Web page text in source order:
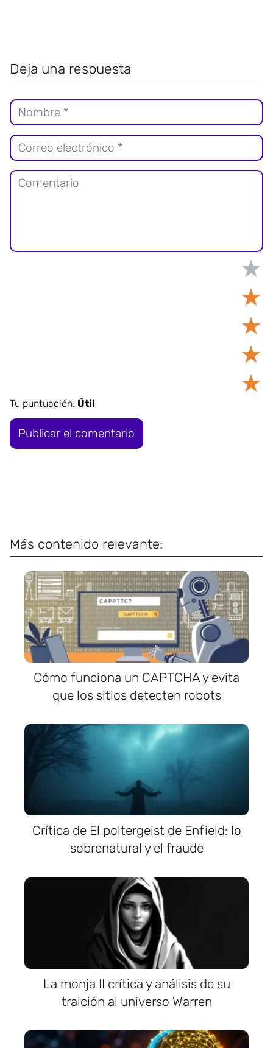
Deja una respuesta
★
★
★
★
★
Tu puntuación: Útil
Más contenido relevante:
Cómo funciona un CAPTCHA y evita
que los sitios detecten robots
Crítica de El poltergeist de Enfield: lo
sobrenatural y el fraude
La monja II crítica y análisis de su
traición al universo Warren